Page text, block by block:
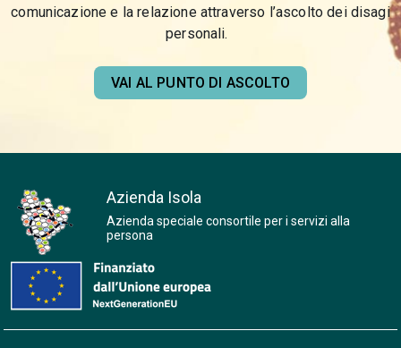
comunicazione e la relazione attraverso l’ascolto dei disagi
personali.
VAI AL PUNTO DI ASCOLTO
Azienda Isola
Azienda speciale consortile per i servizi alla
persona